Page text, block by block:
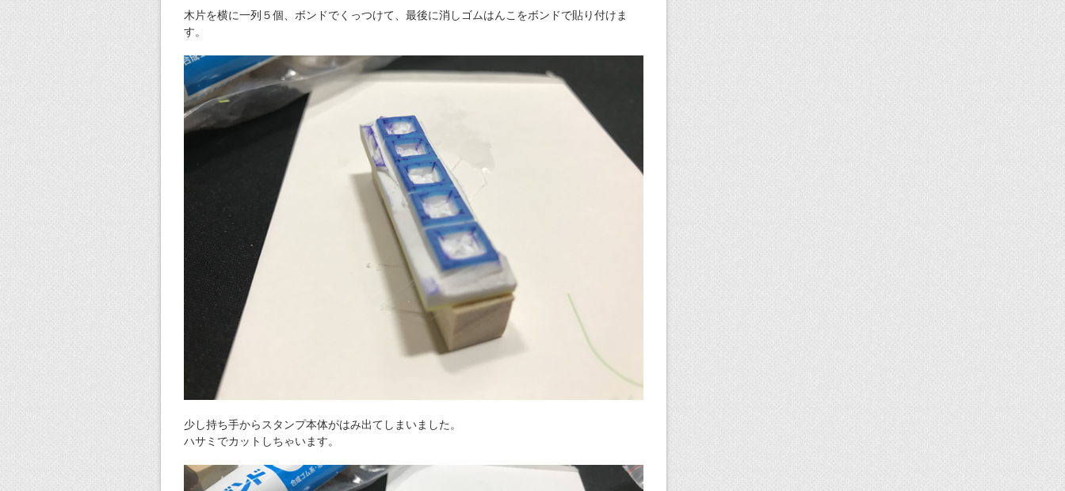
木片を横に一列５個、ボンドでくっつけて、最後に消しゴムはんこをボンドで貼り付けま
す。
少し持ち手からスタンプ本体がはみ出てしまいました。
ハサミでカットしちゃいます。